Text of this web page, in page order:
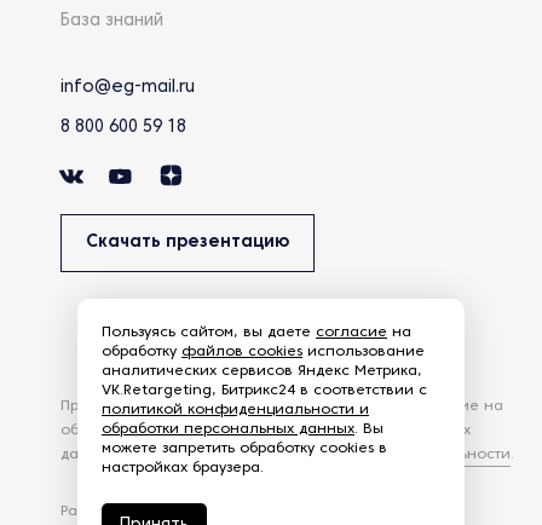
База знаний
info@eg-mail.ru
8 800 600 59 18
Скачать презентацию
Разработка сайта —
Продолжая использовать наш сайт, вы даете согласие на
обработку файлов Cookies и других пользовательских
данных, в соответствии сПолитикой конфиденциальности.
Пользуясь сайтом, вы даете согласие на
обработку файлов cookies использование
аналитических сервисов Яндекс Метрика,
VK.Retargeting, Битрикс24 в соответствии с
политикой конфиденциальности и
обработки персональных данных. Вы
можете запретить обработку cookies в
настройках браузера.